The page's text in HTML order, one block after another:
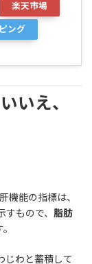
楽天市場
ング
いえ、
機能の指標は、
すもので、 脂肪
じわと蓄積して